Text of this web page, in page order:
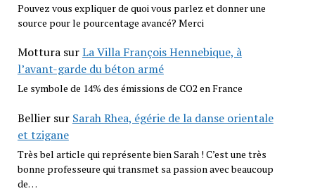
Pouvez vous expliquer de quoi vous parlez et donner une
source pour le pourcentage avancé? Merci
MotturasurLa Villa François Hennebique, à
l’avant-garde du béton armé
Le symbole de 14% des émissions de CO2 en France
Belliersur Sarah Rhea, égérie de la danse orientale
et tzigane
Très bel article qui représente bien Sarah ! C’est une très
bonne professeure qui transmet sa passion avec beaucoup
de…